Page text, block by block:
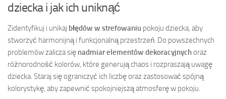
dziecka i jak ich uniknąć
Zidentyfikuj i unikaj błędów w strefowaniu pokoju dziecka, aby
stworzyć harmonijną i funkcjonalną przestrzeń. Do powszechnych
problemów zalicza się nadmiar elementów dekoracyjnychoraz
różnorodność kolorów, które generują chaos i rozpraszają uwagę
dziecka. Staraj się ograniczyć ich liczbę oraz zastosować spójną
kolorystykę, aby zapewnić spokojniejszą atmosferę w pokoju.